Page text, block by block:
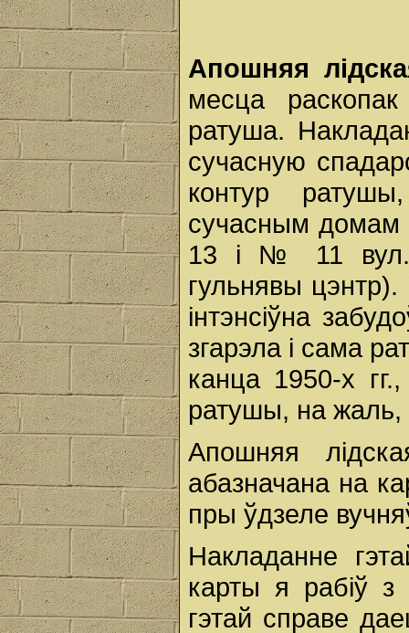
Апошняя
месца
ратуша.
сучасную
контур
сучасным
13 і № 11 вул.
гульнявы
інтэнсіўна
згарэла і сама
канца 1950-х
ратушы, на жаль,
Апошняя
абазначана на
пры ўдзеле
Накладанне
карты я рабіў
гэтай справе